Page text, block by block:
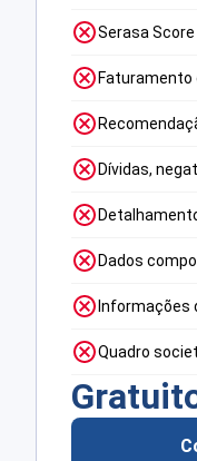
Serasa
Faturamento
Dívidas,
Dados
Informações
Quadro